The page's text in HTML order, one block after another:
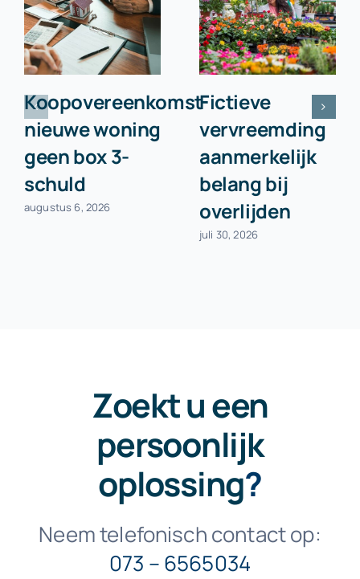
Koopovereenkomst
nieuwe woning
geen box 3-
schuld
augustus 6, 2026
Fictieve
vervreemding
aanmerkelijk
belang bij
overlijden
juli 30, 2026
Zoekt u een
persoonlijk
oplossing?
Neem telefonisch contact op:
073 – 6565034